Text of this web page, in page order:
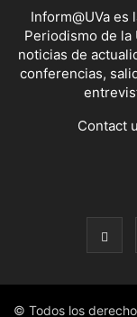
Inform@UVa
Periodismo de la
noticias de
conferencias,
Contact
© Todos los